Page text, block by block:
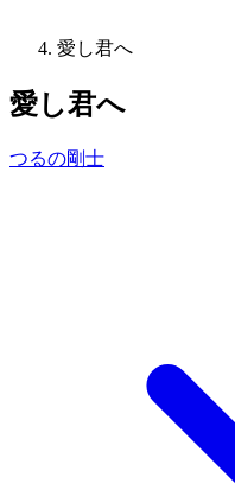
愛し君へ
愛し君へ
つるの剛士